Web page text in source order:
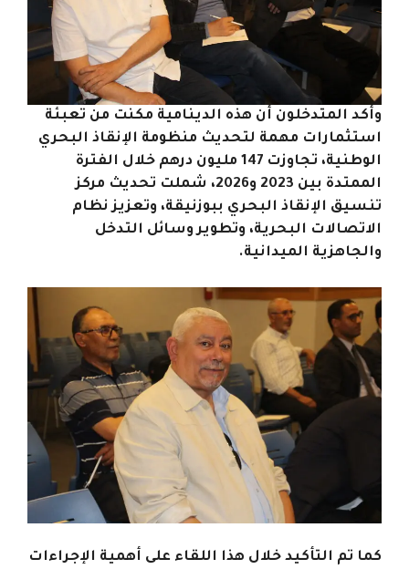
وأكد المتدخلون أن هذه الدينامية مكنت من تعبئة
استثمارات مهمة لتحديث منظومة الإنقاذ البحري
الوطنية، تجاوزت 147 مليون درهم خلال الفترة
الممتدة بين 2023 و2026، شملت تحديث مركز
تنسيق الإنقاذ البحري ببوزنيقة، وتعزيز نظام
الاتصالات البحرية، وتطوير وسائل التدخل
والجاهزية الميدانية.
كما تم التأكيد خلال هذا اللقاء على أهمية الإجراءات